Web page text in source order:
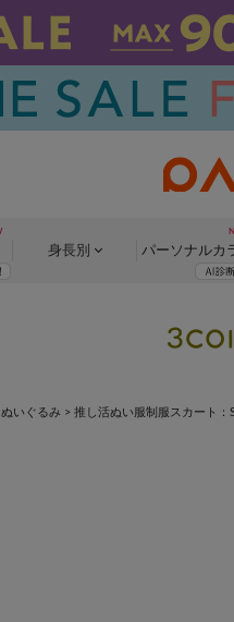
身長別 パーソナルカ
ぬいぐるみ > 推し活ぬい服制服スカート：